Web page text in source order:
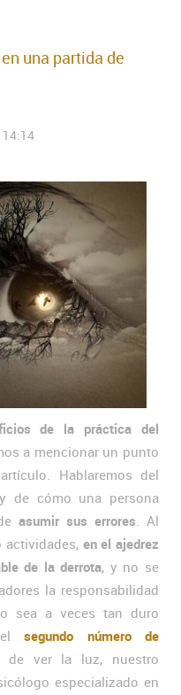
una partida de
14:14
de la práctica del
a mencionar un punto
Hablaremos del
y de cómo una persona
asumir sus errores. Al
actividades, en el ajedrez
de la derrota, y no se
la responsabilidad
sea a veces tan duro
segundo número de
ver la luz, nuestro
especializado en